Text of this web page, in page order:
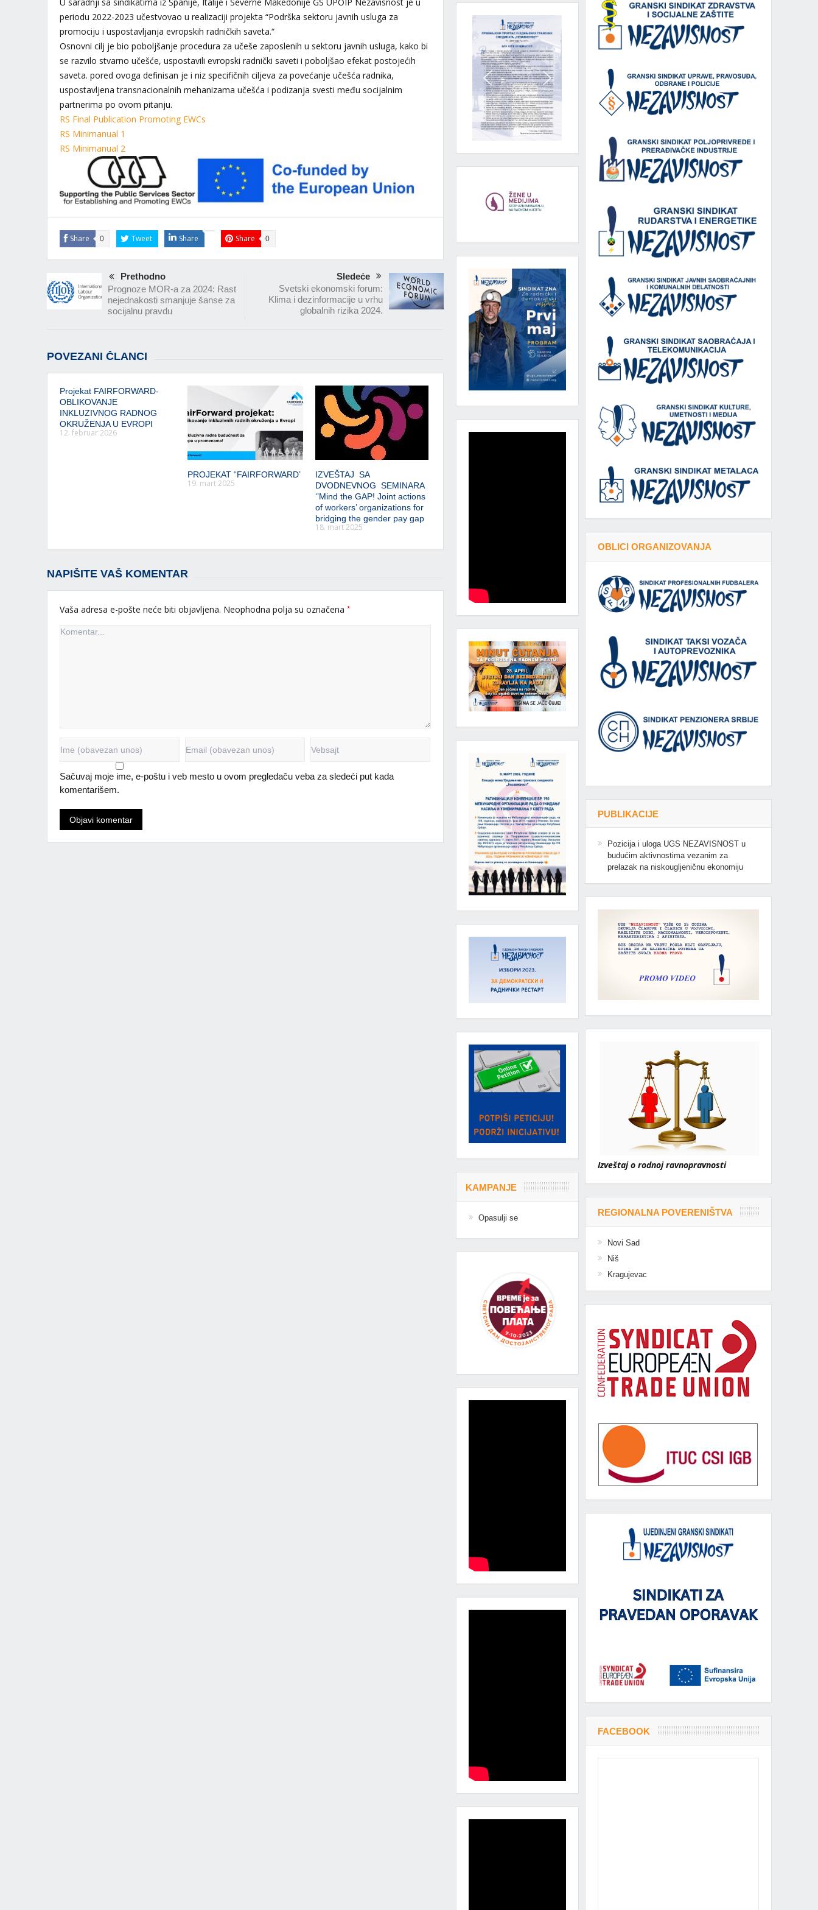
periodu 2022-2023 učestvovao u realizaciji projekta “Podrška sektoru javnih usluga za
promociju i uspostavljanja evropskih radničkih saveta.“
Osnovni cilj je bio poboljšanje procedura za učeše zaposlenih u sektoru javnih usluga, kako bi
se razvilo stvarno učešće, uspostavili evropski radnički saveti i poboljšao efekat postojećih
saveta. pored ovoga definisan je i niz specifičnih ciljeva za povećanje učešća radnika,
uspostavljena transnacionalnih mehanizama učešća i podizanja svesti među socijalnim
partnerima po ovom pitanju.
RS Final Publication Promoting EWCs
RS Minimanual 1
RS Minimanual 2
Share 0 Tweet Share Share 0
Prethodno
Prognoze MOR-a za 2024: Rast
nejednakosti smanjuje šanse za
socijalnu pravdu
Sledeće
Svetski ekonomski forum:
Klima i dezinformacije u vrhu
globalnih rizika 2024.
POVEZANI ČLANCI
Projekat FAIRFORWARD-
OBLIKOVANJE
INKLUZIVNOG RADNOG
OKRUŽENJA U EVROPI
12. februar 2026
PROJEKAT “FAIRFORWARD’
19. mart 2025
IZVEŠTAJ SA
DVODNEVNOG SEMINARA
‘’Mind the GAP! Joint actions
of workers’ organizations for
bridging the gender pay gap
18. mart 2025
NAPIŠITE VAŠ KOMENTAR
Vaša adresa e-pošte neće biti objavljena. Neophodna polja su označena *
Sačuvaj moje ime, e-poštu i veb mesto u ovom pregledaču veba za sledeći put kada
komentarišem.
KAMPANJE
Opasulji se
OBLICI ORGANIZOVANJA
PUBLIKACIJE
Pozicija i uloga UGS NEZAVISNOST u
budućim aktivnostima vezanim za
prelazak na niskougljeničnu ekonomiju
Izveštaj o rodnoj ravnopravnosti
REGIONALNA POVERENIŠTVA
Novi Sad
Niš
Kragujevac
FACEBOOK